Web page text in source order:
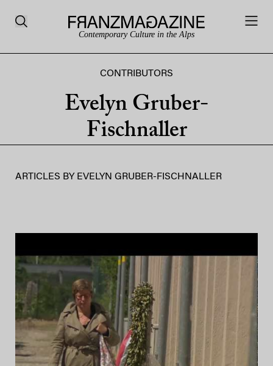
Contemporary Culture in the Alps
CONTRIBUTORS
Evelyn Gruber-
Fischnaller
ARTICLES BY EVELYN GRUBER-FISCHNALLER